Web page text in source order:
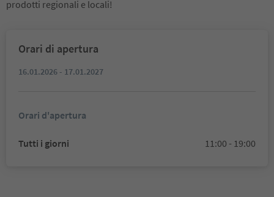
prodotti regionali e locali!
Orari di apertura
16.01.2026 - 17.01.2027
Orari d'apertura
Tutti i giorni 11:00 - 19:00